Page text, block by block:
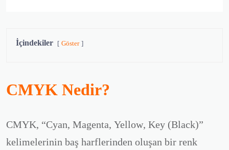
İçindekiler Göster
CMYK Nedir?
CMYK, “Cyan, Magenta, Yellow, Key (Black)”
kelimelerinin baş harflerinden oluşan bir renk